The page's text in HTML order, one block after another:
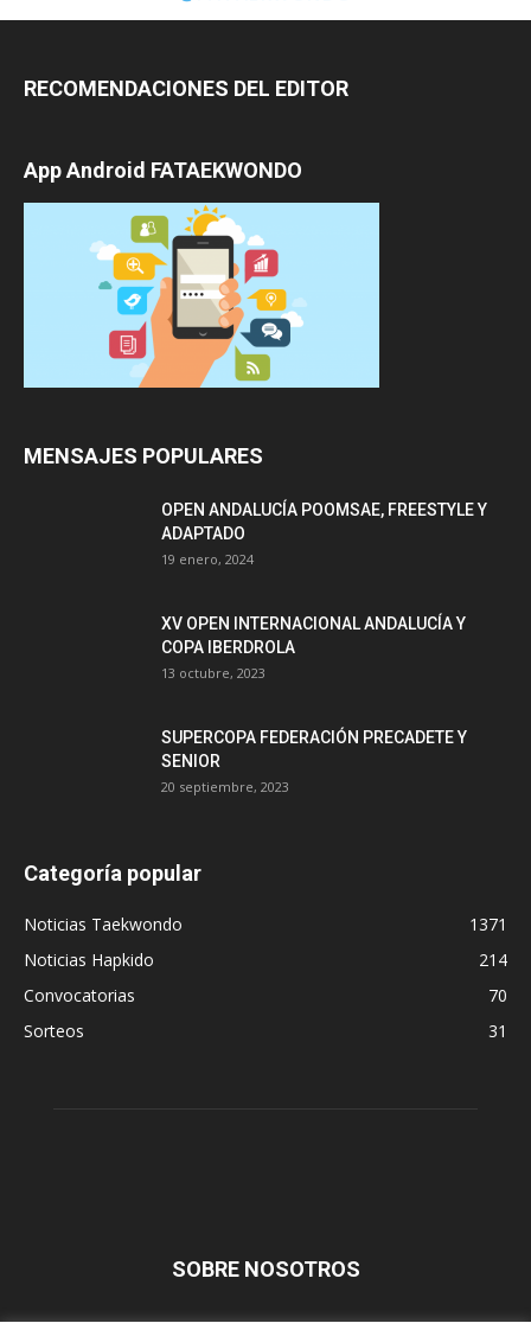
RECOMENDACIONES DEL EDITOR
App Android FATAEKWONDO
MENSAJES POPULARES
OPEN ANDALUCÍA POOMSAE, FREESTYLE Y
ADAPTADO
19 enero, 2024
XV OPEN INTERNACIONAL ANDALUCÍA Y
COPA IBERDROLA
13 octubre, 2023
SUPERCOPA FEDERACIÓN PRECADETE Y
SENIOR
20 septiembre, 2023
Categoría popular
Noticias Taekwondo
1371
Noticias Hapkido
214
Convocatorias
70
Sorteos
31
SOBRE NOSOTROS